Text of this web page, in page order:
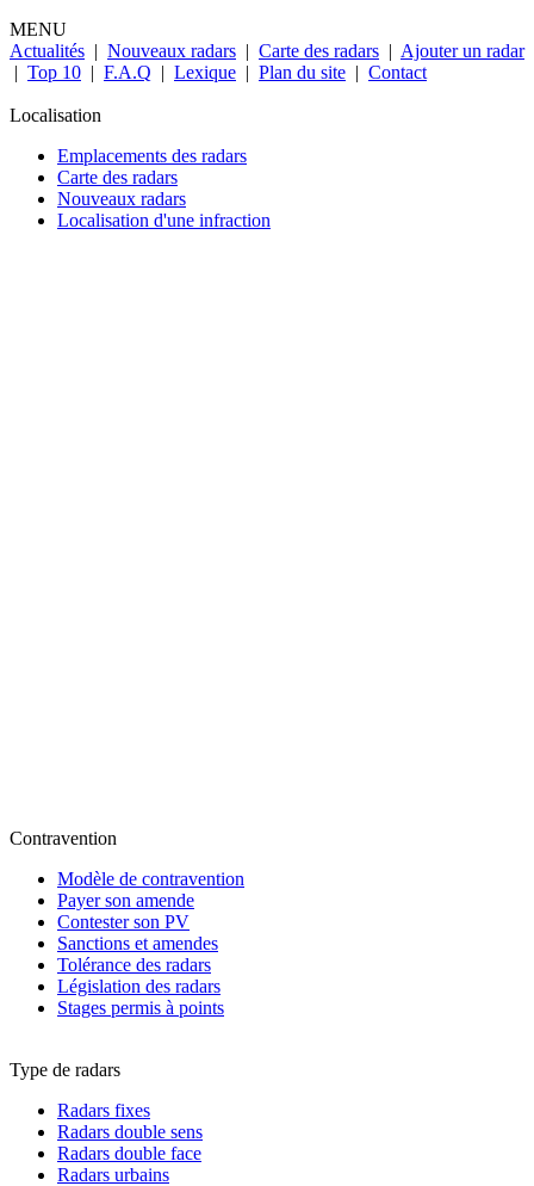
MENU
Actualités | Nouveaux radars | Carte des radars | Ajouter un radar
| Top 10 | F.A.Q | Lexique | Plan du site | Contact
Localisation
Emplacements des radars
Carte des radars
Nouveaux radars
Localisation d'une infraction
Contravention
Modèle de contravention
Payer son amende
Contester son PV
Sanctions et amendes
Tolérance des radars
Législation des radars
Stages permis à points
Type de radars
Radars fixes
Radars double sens
Radars double face
Radars urbains